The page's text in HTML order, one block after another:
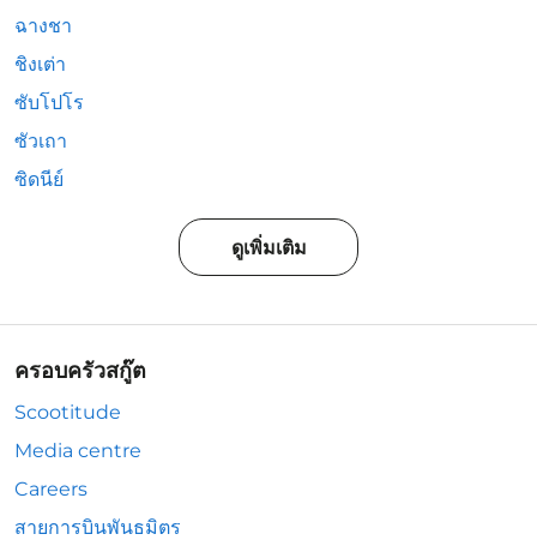
ฉางชา
ชิงเต่า
ซับโปโร
ซัวเถา
ซิดนีย์
ดูเพิ่มเติม
ครอบครัวสกู๊ต
Scootitude
Media centre
Careers
สายการบินพันธมิตร